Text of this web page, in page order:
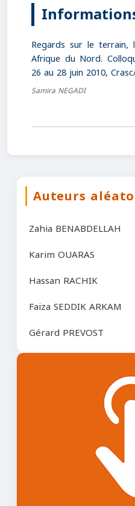
Regards sur le
Afrique du Nord.
26 au 28 juin 2010,
Samira NEGADI
Auteurs
Zahia BENABDELLAH
Karim OUARAS
Hassan RACHIK
Faiza SEDDIK ARKAM
Gérard PREVOST